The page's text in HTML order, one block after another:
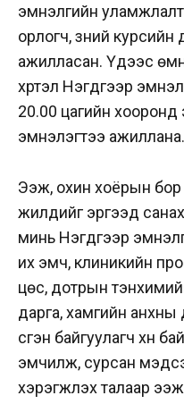
эмнэлгийн
орлогч, зүүний
ажилласан. Үдээс
хүртэл Нэгдүгээр
20.00 цагийн
эмнэлэгтээ ажиллана.
Ээж, охин хоёрын бор
жилүүдийг эргээд
минь Нэгдүгээр
их эмч, клиникийн
цөс, дотрын
дарга, хамгийн
үүсгэн байгуулагч хүн
эмчилж, сурсан
хэрэгжүүлэх талаар